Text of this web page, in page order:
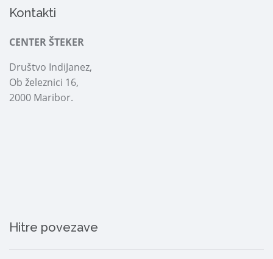
Kontakti
CENTER ŠTEKER
Društvo IndiJanez,
Ob železnici 16,
2000 Maribor.
Hitre povezave